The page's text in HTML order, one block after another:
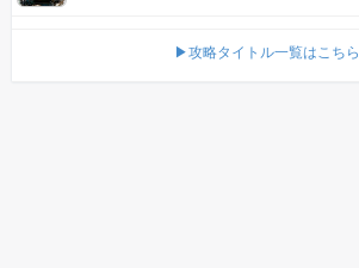
▶攻略タイトル一覧はこちら